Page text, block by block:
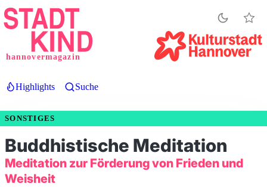
Direkt
zum
hannovermagazin
Highlights Suche
SONSTIGES
Buddhistische Meditation
Meditation zur Förderung von Frieden und
Weisheit